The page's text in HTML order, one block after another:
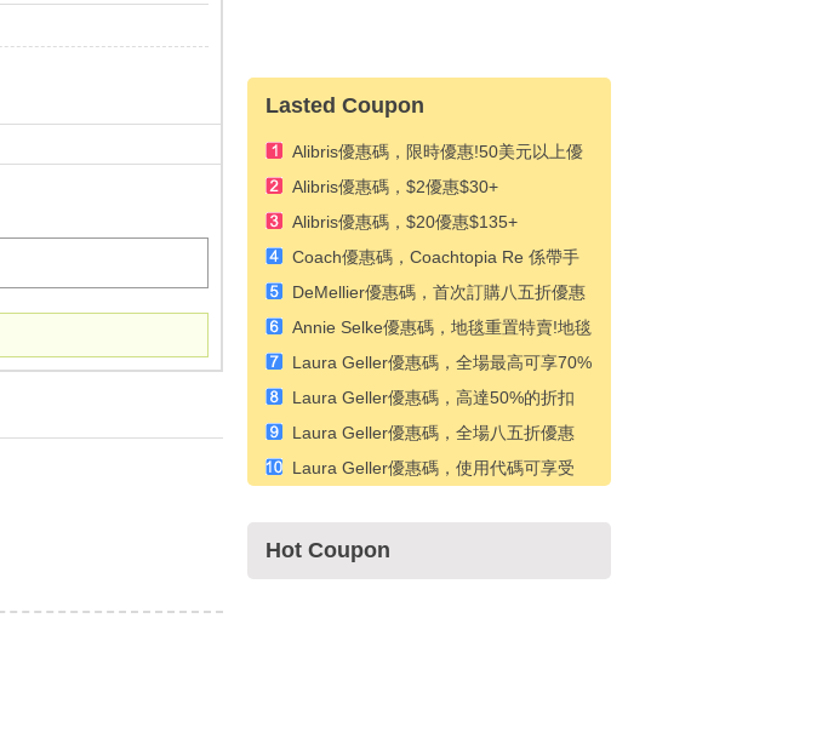
Lasted Coupon
Alibris優惠碼，限時優惠!50美元以上優
惠5美元
Alibris優惠碼，$2優惠$30+
Alibris優惠碼，$20優惠$135+
Coach優惠碼，Coachtopia Re 係帶手
提包的免費繩索
DeMellier優惠碼，首次訂購八五折優惠
Annie Selke優惠碼，地毯重置特賣!地毯
八折優惠
Laura Geller優惠碼，全場最高可享70%
折扣 + 50美元以上可享10美元折扣
Laura Geller優惠碼，高達50%的折扣
+額外20%的折扣
Laura Geller優惠碼，全場八五折優惠
Laura Geller優惠碼，使用代碼可享受
Hot Coupon